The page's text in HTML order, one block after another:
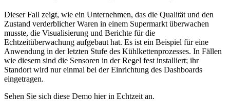
Dieser Fall zeigt, wie ein Unternehmen, das die Qualität und den
Zustand verderblicher Waren in einem Supermarkt überwachen
musste, die Visualisierung und Berichte für die
Echtzeitüberwachung aufgebaut hat. Es ist ein Beispiel für eine
Anwendung in der letzten Stufe des Kühlkettenprozesses. In Fällen
wie diesem sind die Sensoren in der Regel fest installiert; ihr
Standort wird nur einmal bei der Einrichtung des Dashboards
eingetragen.
Sehen Sie sich diese Demo hier in Echtzeit an.